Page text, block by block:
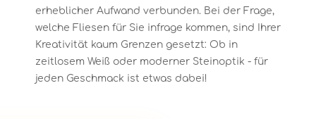
erheblicher Aufwand verbunden. Bei der Frage,
welche Fliesen für Sie infrage kommen, sind Ihrer
Kreativität kaum Grenzen gesetzt: Ob in
zeitlosem Weiß oder moderner Steinoptik - für
jeden Geschmack ist etwas dabei!